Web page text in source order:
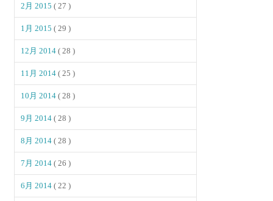
2月 2015( 27 )
1月 2015( 29 )
12月 2014( 28 )
11月 2014( 25 )
10月 2014( 28 )
9月 2014( 28 )
8月 2014( 28 )
7月 2014( 26 )
6月 2014( 22 )